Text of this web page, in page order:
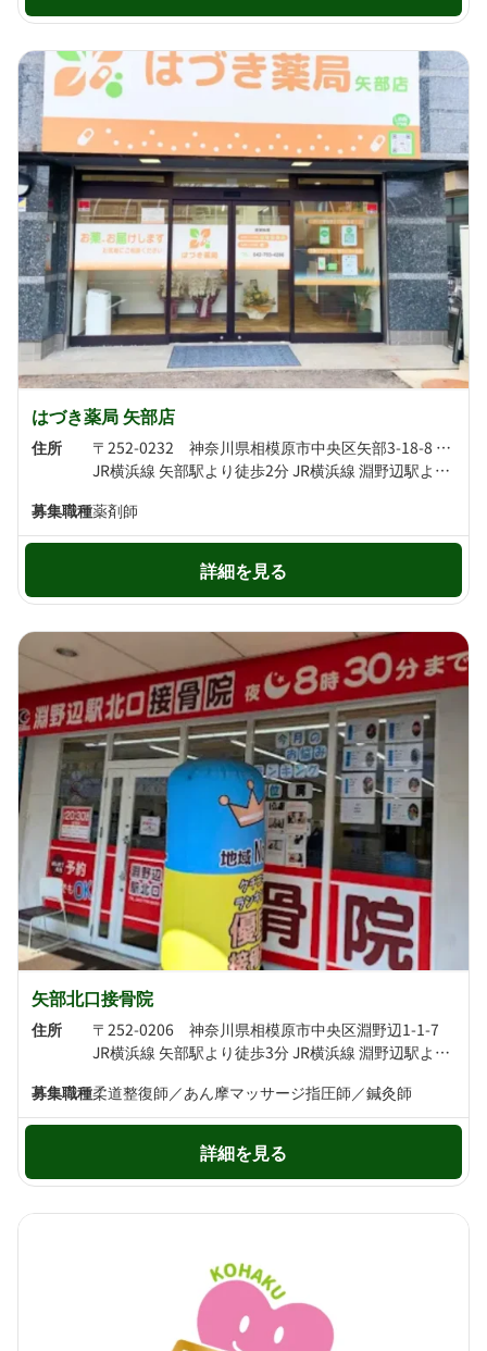
はづき薬局 矢部店
住所
〒252-0232 神奈川県相模原市中央区矢部3-18-8 プラザ矢部1F
JR横浜線 矢部駅より徒歩2分 JR横浜線 淵野辺駅より徒歩10分
募集職種薬剤師
詳細を見る
矢部北口接骨院
住所
〒252-0206 神奈川県相模原市中央区淵野辺1-1-7
JR横浜線 矢部駅より徒歩3分 JR横浜線 淵野辺駅より徒歩9分
募集職種柔道整復師／あん摩マッサージ指圧師／鍼灸師
詳細を見る